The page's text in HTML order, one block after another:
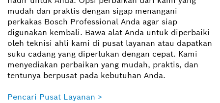
mudah dan praktis dengan sigap menangani
perkakas Bosch Professional Anda agar siap
digunakan kembali. Bawa alat Anda untuk diperbaiki
oleh teknisi ahli kami di pusat layanan atau dapatkan
suku cadang yang diperlukan dengan cepat. Kami
menyediakan perbaikan yang mudah, praktis, dan
tentunya berpusat pada kebutuhan Anda.
Pencari Pusat Layanan >